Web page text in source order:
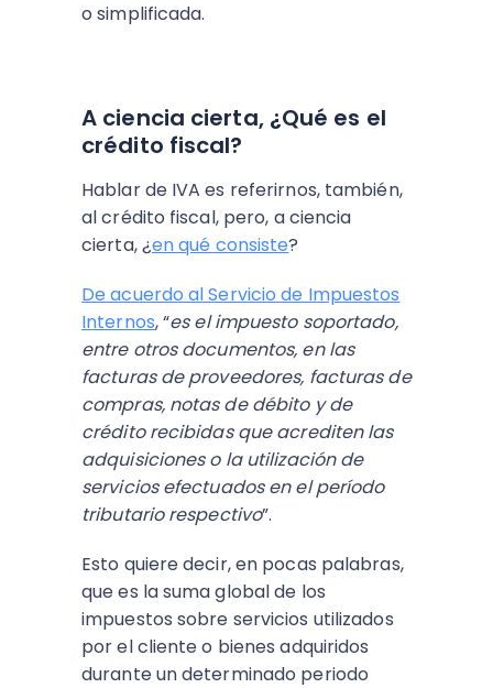
o simplificada.
A ciencia cierta, ¿Qué es el
crédito fiscal?
Hablar de IVA es referirnos, también,
al crédito fiscal, pero, a ciencia
cierta, ¿en qué consiste?
De acuerdo al Servicio de Impuestos
Internos, “es el impuesto soportado,
entre otros documentos, en las
facturas de proveedores, facturas de
compras, notas de débito y de
crédito recibidas que acrediten las
adquisiciones o la utilización de
servicios efectuados en el período
tributario respectivo”.
Esto quiere decir, en pocas palabras,
que es la suma global de los
impuestos sobre servicios utilizados
por el cliente o bienes adquiridos
durante un determinado periodo